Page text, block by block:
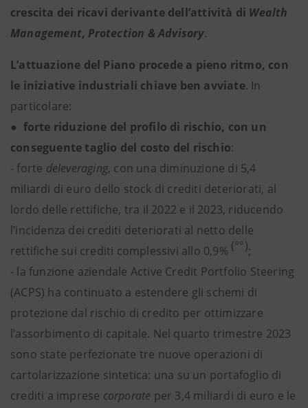
crescita dei ricavi derivante dell’attività di Wealth
Management, Protection & Advisory.
L’attuazione del Piano procede a pieno ritmo, con
le iniziative industriali chiave ben avviate. In
particolare:
● forte riduzione del profilo di rischio, con un
conseguente taglio del costo del rischio:
- forte deleveraging, con una diminuzione di 5,4
miliardi di euro dello stock di crediti deteriorati, al
lordo delle rettifiche, tra il 2022 e il 2023, riducendo
l’incidenza dei crediti deteriorati al netto delle
rettifiche sui crediti complessivi allo 0,9% (°°);
- la funzione aziendale Active Credit Portfolio Steering
(ACPS) ha continuato a estendere gli schemi di
protezione dal rischio di credito per ottimizzare
l’assorbimento di capitale. Nel quarto trimestre 2023
sono state perfezionate tre nuove operazioni di
cartolarizzazione sintetica: una su un portafoglio di
crediti a imprese corporate per 3,4 miliardi di euro e le